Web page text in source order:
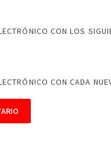
CON LOS
CON CADA